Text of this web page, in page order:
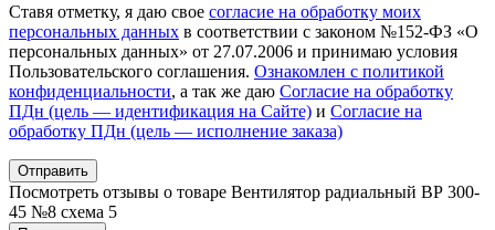
Ставя отметку, я даю свое согласие на обработку моих
персональных данных в соответствии с законом №152-ФЗ «О
персональных данных» от 27.07.2006 и принимаю условия
Пользовательского соглашения. Ознакомлен с политикой
конфиденциальности, а так же даю Согласие на обработку
ПДн (цель — идентификация на Сайте) и Согласие на
обработку ПДн (цель — исполнение заказа)
Посмотреть отзывы о товаре Вентилятор радиальный ВР 300-
45 №8 схема 5